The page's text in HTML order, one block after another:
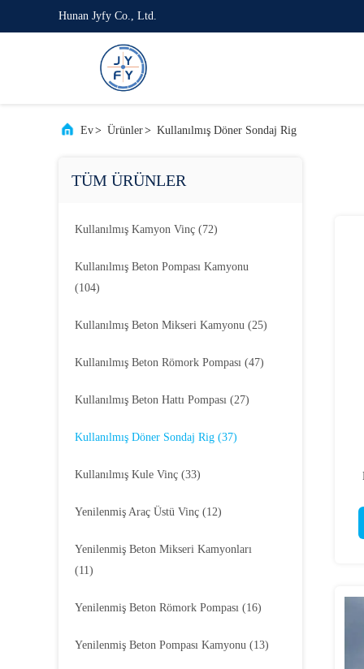
Hunan Jyfy Co., Ltd.
Ev> Ürünler> Kullanılmış Döner Sondaj Rig
TÜM ÜRÜNLER
Kullanılmış Kamyon Vinç (72)
Kullanılmış Beton Pompası Kamyonu
(104)
Kullanılmış Beton Mikseri Kamyonu (25)
Kullanılmış Beton Römork Pompası (47)
Kullanılmış Beton Hattı Pompası (27)
Kullanılmış Döner Sondaj Rig (37)
Kullanılmış Kule Vinç (33)
Yenilenmiş Araç Üstü Vinç (12)
Yenilenmiş Beton Mikseri Kamyonları
(11)
Yenilenmiş Beton Römork Pompası (16)
Yenilenmiş Beton Pompası Kamyonu (13)